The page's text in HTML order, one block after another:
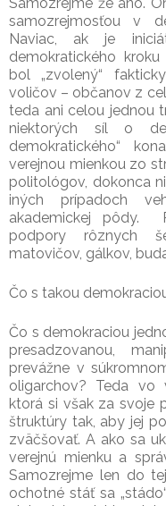
Samozrejme že áno.
samozrejmosťou v
Naviac, ak je
demokratického
bol „zvolený“
voličov – občanov z
teda ani celou jednou
niektorých síl o
demokratického“
verejnou mienkou zo
politológov, dokonca
iných prípadoch
akademickej pôdy.
podpory rôznych
matovičov, gálkov,
Čo s takou
Čo s demokraciou
presadzovanou,
prevážne v
oligarchov? Teda vo
ktorá si však za svoje
štruktúry tak, aby jej
zväčšovať. A ako sa
verejnú mienku a
Samozrejme len do
ochotné stáť sa